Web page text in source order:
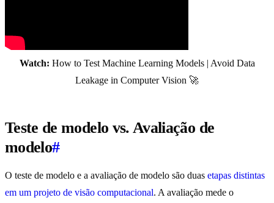
Watch: How to Test Machine Learning Models | Avoid Data
Leakage in Computer Vision 🚀
Teste de modelo vs. Avaliação de
modelo#
O teste de modelo e a avaliação de modelo são duas etapas distintas
em um projeto de visão computacional. A avaliação mede o